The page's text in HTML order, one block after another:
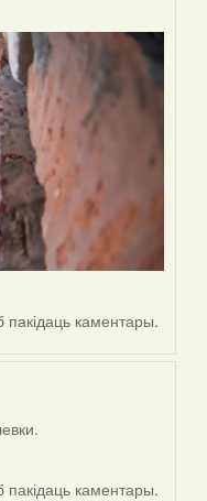
пакідаць каментары.
пакідаць каментары.